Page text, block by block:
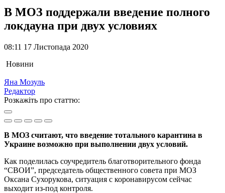
В МОЗ поддержали введение полного
локдауна при двух условиях
08:11 17 Листопада 2020
Новини
Яна Мозуль
Редактор
Розкажіть про статтю:
В МОЗ считают, что введение тотального карантина в
Украине возможно при выполнении двух условий.
Как поделилась соучредитель благотворительного фонда
“СВОИ”, председатель общественного совета при МОЗ
Оксана Сухорукова, ситуация с коронавирусом сейчас
выходит из-под контроля.